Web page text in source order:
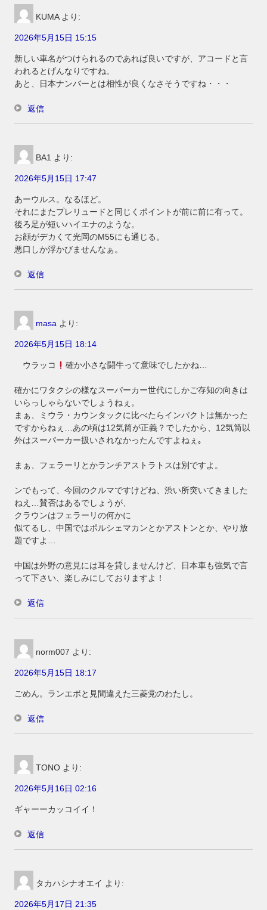
KUMA より:
2026年5月15日 15:15
新しい車名がつけられるのであれば良いですが、アコードと言
われるとげんなりですね。
あと、日本ナンバーとは相性が良くなさそうですね・・・
返信
BA1 より:
2026年5月15日 17:47
あーウルス。なるほど。
それにまたプレリュードと同じくポイントが前に前に有って。
後ろ足が短いハイエナのような。
お顔がデカくて光岡のM55にも通じる。
悪口しか浮かびませんなぁ。
返信
masa より:
2026年5月15日 18:14
ウラッコ 確か小さな闘牛って意味でしたかね…
確かにワタクシの様なスーパーカー世代にしかご存知の向きは
いらっしゃらないでしょうねぇ。
まぁ、ミウラ・カウンタックに比べたらインパクトは無かった
ですからねぇ…あの頃は12気筒が正義？でしたから、12気筒以
外はスーパーカー扱いされなかったんですよねぇ｡
まぁ、フェラーリとかランチアストラトスは別ですよ。
ンでもって、今回のクルマですけどね、渋い所突いてきました
ねえ…賛否はあるでしょうが、
クラウンはフェラーリの何かに
似てるし、中国ではポルシェマカンとかアストンとか、やり放
題ですよ…
中国は外野の意見には耳を貸しませんけど、日本車も強気で言
って下さい、楽しみにしておりますよ！
返信
norm007 より:
2026年5月15日 18:17
ごめん。ランエボと見間違えた三菱党のわたし。
返信
TONO より:
2026年5月16日 02:16
ギャーーカッコイイ！
返信
タカハシナオエイ より:
2026年5月17日 21:35